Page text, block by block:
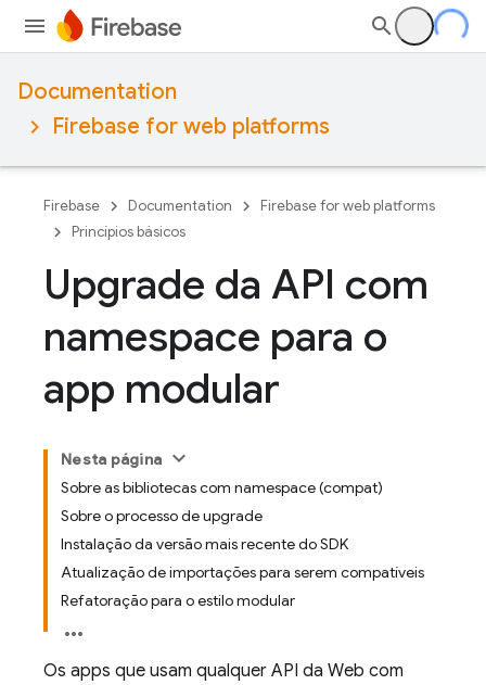
Documentation
Firebase for web platforms
Firebase Documentation
Firebase for web platforms
Princípios básicos
Upgrade da API com
namespace para o
app modular
Nesta página
Sobre as bibliotecas com namespace (compat)
Sobre o processo de upgrade
Instalação da versão mais recente do SDK
Atualização de importações para serem compatíveis
Refatoração para o estilo modular
Os apps que usam qualquer API da Web com